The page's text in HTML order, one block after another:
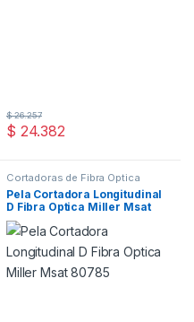
$ 24.382
$26.257
Cortadoras de Fibra Óptica
Pela Cortadora Longitudinal
D Fibra Optica Miller Msat
80785